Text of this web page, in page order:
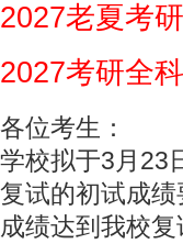
2027老夏考
2027考研全
各位考生：
学校拟于3月23
复试的初试成
成绩达到我校